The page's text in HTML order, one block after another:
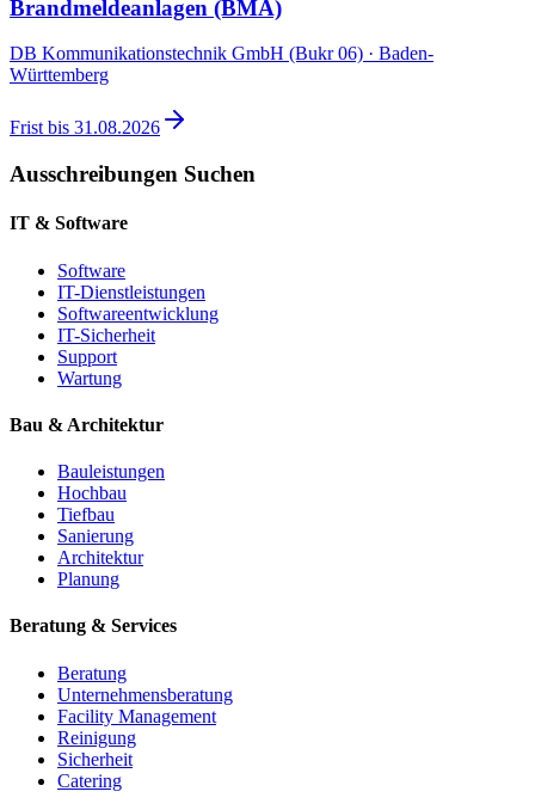
Brandmeldeanlagen (BMA)
DB Kommunikationstechnik GmbH (Bukr 06) · Baden-
Württemberg
Frist bis 31.08.2026
Ausschreibungen Suchen
IT & Software
Software
IT-Dienstleistungen
Softwareentwicklung
IT-Sicherheit
Support
Wartung
Bau & Architektur
Bauleistungen
Hochbau
Tiefbau
Sanierung
Architektur
Planung
Beratung & Services
Beratung
Unternehmensberatung
Facility Management
Reinigung
Sicherheit
Catering